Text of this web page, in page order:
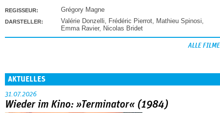
REGISSEUR: Grégory Magne
DARSTELLER: Valérie Donzelli, Frédéric Pierrot, Mathieu Spinosi,
Emma Ravier, Nicolas Bridet
ALLE FILME
AKTUELLES
31.07.2026
Wieder im Kino: »Terminator« (1984)